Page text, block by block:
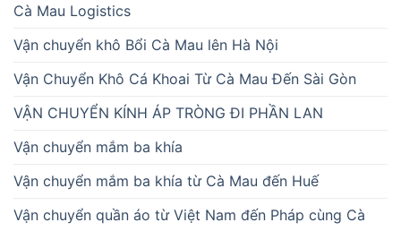
Cà Mau Logistics
Vận chuyển khô Bổi Cà Mau lên Hà Nội
Vận Chuyển Khô Cá Khoai Từ Cà Mau Đến Sài Gòn
VẬN CHUYỂN KÍNH ÁP TRÒNG ĐI PHẦN LAN
Vận chuyển mắm ba khía
Vận chuyển mắm ba khía từ Cà Mau đến Huế
Vận chuyển quần áo từ Việt Nam đến Pháp cùng Cà